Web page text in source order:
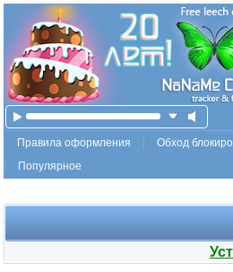
Правила оформления
Обход
Популярное